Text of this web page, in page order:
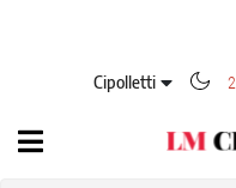
Cipolletti